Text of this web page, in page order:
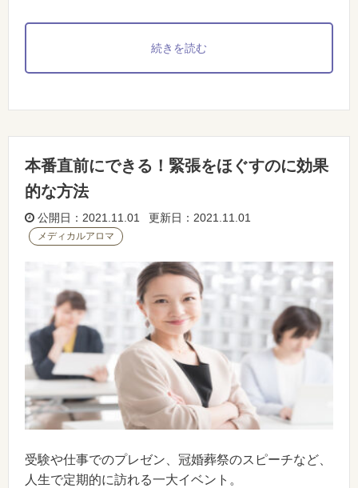
続きを読む
本番直前にできる！緊張をほぐすのに効果
的な方法
公開日：2021.11.01 更新日：2021.11.01
メディカルアロマ
受験や仕事でのプレゼン、冠婚葬祭のスピーチなど、
人生で定期的に訪れる一大イベント。